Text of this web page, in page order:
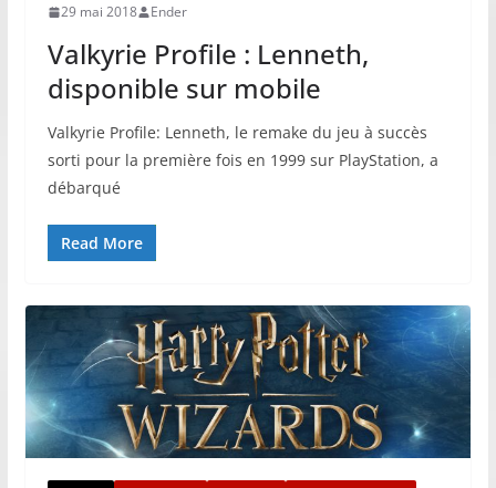
29 mai 2018 Ender
Valkyrie Profile : Lenneth,
disponible sur mobile
Valkyrie Profile: Lenneth, le remake du jeu à succès
sorti pour la première fois en 1999 sur PlayStation, a
débarqué
Read More